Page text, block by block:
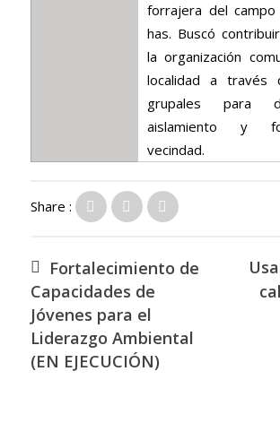
forrajera del
has. Buscó
la organización
localidad a través
grupales para
aislamiento y
vecindad.
Share :
Fortalecimiento de
Capacidades de
Jóvenes para el
Liderazgo Ambiental
(EN EJECUCIÓN)